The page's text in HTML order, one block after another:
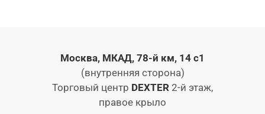
Москва, МКАД, 78-й км, 14 с1
(внутренняя сторона)
Торговый центр DEXTER 2-й этаж,
правое крыло